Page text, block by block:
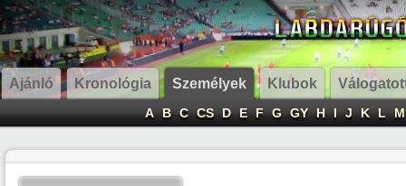
Ajánló Kronológia Személyek Klubok
A B C CS D E F G GY H I J K L M